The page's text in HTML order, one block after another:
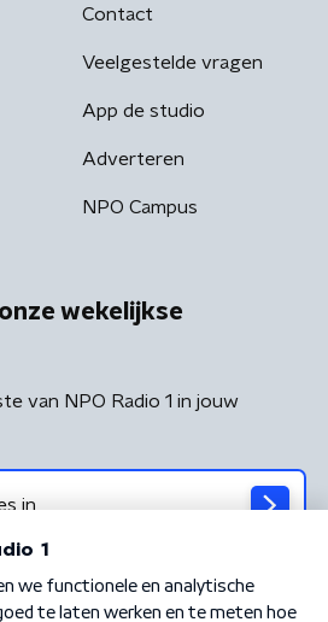
Contact
Veelgestelde vragen
App de studio
Adverteren
NPO Campus
wekelijkse
van NPO Radio 1 in jouw